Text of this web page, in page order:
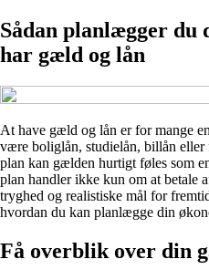
Sådan planlægger du
har gæld og lån
At have gæld og lån er for mange
være boliglån, studielån, billån
plan kan gælden hurtigt føles som
plan handler ikke kun om at betale
tryghed og realistiske mål for
hvordan du kan planlægge din
Få overblik over din